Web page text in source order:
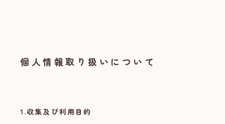
個人情報取り扱いについて
1.収集及び利用目的
24時間受付中
18歳未満の方へ